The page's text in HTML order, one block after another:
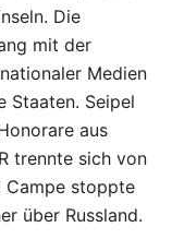
Die
mit der
Medien
Staaten. Seipel
aus
trennte sich von
Campe stoppte
über Russland.